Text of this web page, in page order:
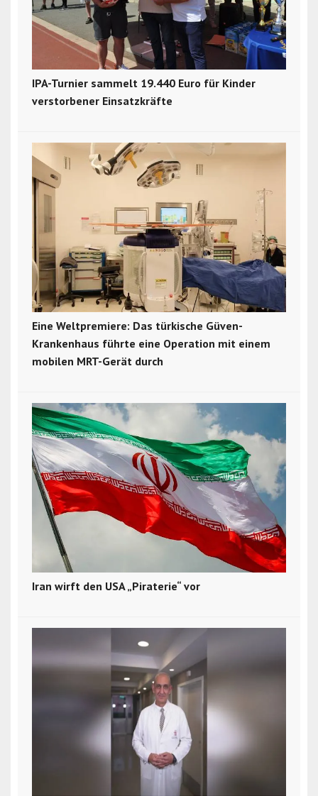
IPA-Turnier sammelt 19.440 Euro für Kinder
verstorbener Einsatzkräfte
Eine Weltpremiere: Das türkische Güven-
Krankenhaus führte eine Operation mit einem
mobilen MRT-Gerät durch
Iran wirft den USA „Piraterie“ vor